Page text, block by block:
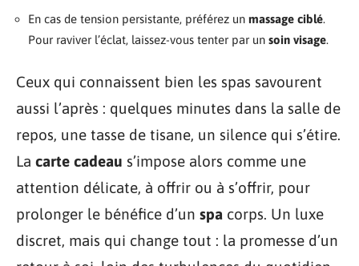
En cas de tension persistante, préférez un massage ciblé.
Pour raviver l’éclat, laissez-vous tenter par un soin visage.
Ceux qui connaissent bien les spas savourent
aussi l’après : quelques minutes dans la salle de
repos, une tasse de tisane, un silence qui s’étire.
La carte cadeau s’impose alors comme une
attention délicate, à offrir ou à s’offrir, pour
prolonger le bénéfice d’un spa corps. Un luxe
discret, mais qui change tout : la promesse d’un